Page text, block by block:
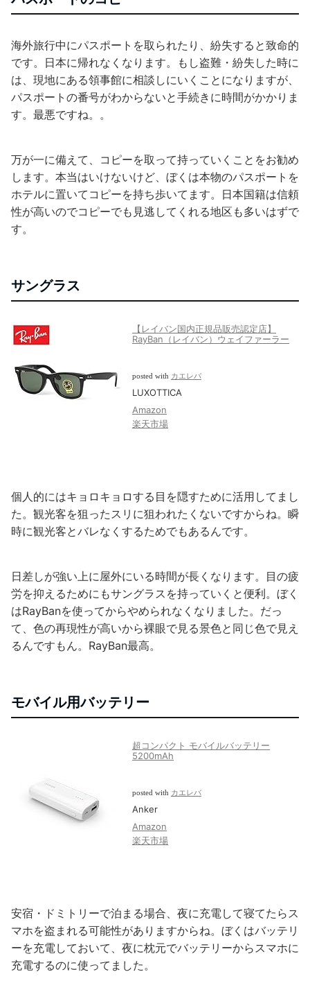
海外旅行中にパスポートを取られたり、紛失すると致命的
です。日本に帰れなくなります。もし盗難・紛失した時に
は、現地にある領事館に相談しにいくことになりますが、
パスポートの番号がわからないと手続きに時間がかかりま
す。最悪ですね。。
万が一に備えて、コピーを取って持っていくことをお勧め
します。本当はいけないけど、ぼくは本物のパスポートを
ホテルに置いてコピーを持ち歩いてます。日本国籍は信頼
性が高いのでコピーでも見逃してくれる地区も多いはずで
す。
サングラス
【レイバン国内正規品販売認定店】
RayBan（レイバン）ウェイファーラー
posted with カエレバ
LUXOTTICA
Amazon
楽天市場
個人的にはキョロキョロする目を隠すために活用してまし
た。観光客を狙ったスリに狙われたくないですからね。瞬
時に観光客とバレなくするためでもあるんです。
日差しが強い上に屋外にいる時間が長くなります。目の疲
労を抑えるためにもサングラスを持っていくと便利。ぼく
はRayBanを使ってからやめられなくなりました。だっ
て、色の再現性が高いから裸眼で見る景色と同じ色で見え
るんですもん。RayBan最高。
モバイル用バッテリー
超コンパクト モバイルバッテリー
5200mAh
posted with カエレバ
Anker
Amazon
楽天市場
安宿・ドミトリーで泊まる場合、夜に充電して寝てたらス
マホを盗まれる可能性がありますからね。ぼくはバッテリ
ーを充電しておいて、夜に枕元でバッテリーからスマホに
充電するのに使ってました。